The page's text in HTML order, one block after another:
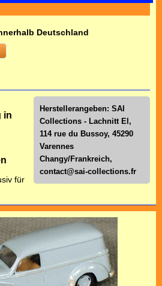
Deutschland
Herstellerangeben: SAI
Collections - Lachnitt El,
114 rue du Bussoy, 45290
Varennes
Changy/Frankreich,
contact@sai-collections.fr
in
für